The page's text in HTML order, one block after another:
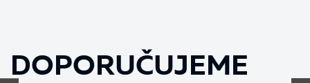
DOPORUČUJEME